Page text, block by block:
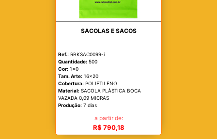
SACOLAS E SACOS
Ref.: RBKSAC0099-i
Quantidade: 500
Cor: 1x0
Tam. Arte: 16x20
Cobertura: POLIETILENO
Material: SACOLA PLÁSTICA BOCA
VAZADA 0,09 MICRAS
Produção: 7 dias
a partir de:
R$ 790,18